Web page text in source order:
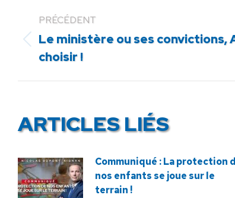
PRÉCÉDENT
Article
précédent
Le ministère ou ses
choisir !
ARTICLES LIÉS
Communiqué : La protection
nos enfants se joue sur le
terrain !